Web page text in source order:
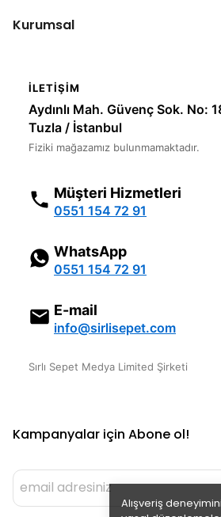
Alışveriş
Kurumsal
İLETIŞIM
Aydınlı Mah. Güvenç Sok. No:
Tuzla / İstanbul
Fiziki mağazamız bulunmamaktadır.
Müşteri Hizmetleri
0551 154 72 91
WhatsApp
0551 154 72 91
E-mail
info@sirlisepet.com
Sırlı Sepet Medya Limited Şirketi
Kampanyalar için Abone ol!